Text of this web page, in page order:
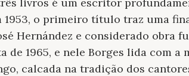
o primeiro título traz uma
Hernández e considerado obra
1965, e nele Borges lida com a
calcada na tradição dos